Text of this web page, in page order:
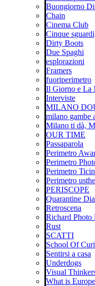
Buongiorno
Chain
Cinema Club
Cinque
Dirty Boots
Due Spaghi
esplorazioni
Framers
fuoriperimetro
Il Giorno e La
Interviste
MILANO
milano gambe
Milano ti dà,
OUR TIME
Passaparola
Perimetro
Perimetro
Perimetro
Perimetro
PERISCOPE
Quarantine
Retroscena
Richard Photo
Rust
SCATTI
School Of
Sentirsi a casa
Underdogs
Visual
What is